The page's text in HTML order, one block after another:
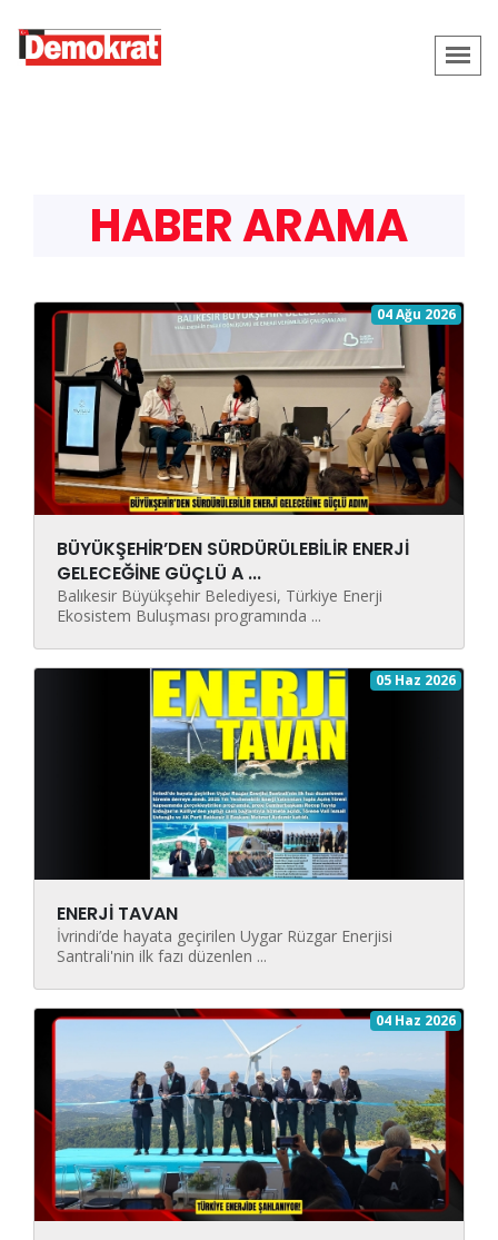
HABER ARAMA
04 Ağu 2026
BÜYÜKŞEHİR’DEN SÜRDÜRÜLEBİLİR ENERJİ
GELECEĞİNE GÜÇLÜ A ...
Balıkesir Büyükşehir Belediyesi, Türkiye Enerji
Ekosistem Buluşması programında ...
05 Haz 2026
ENERJİ TAVAN
İvrindi’de hayata geçirilen Uygar Rüzgar Enerjisi
Santrali'nin ilk fazı düzenlen ...
04 Haz 2026